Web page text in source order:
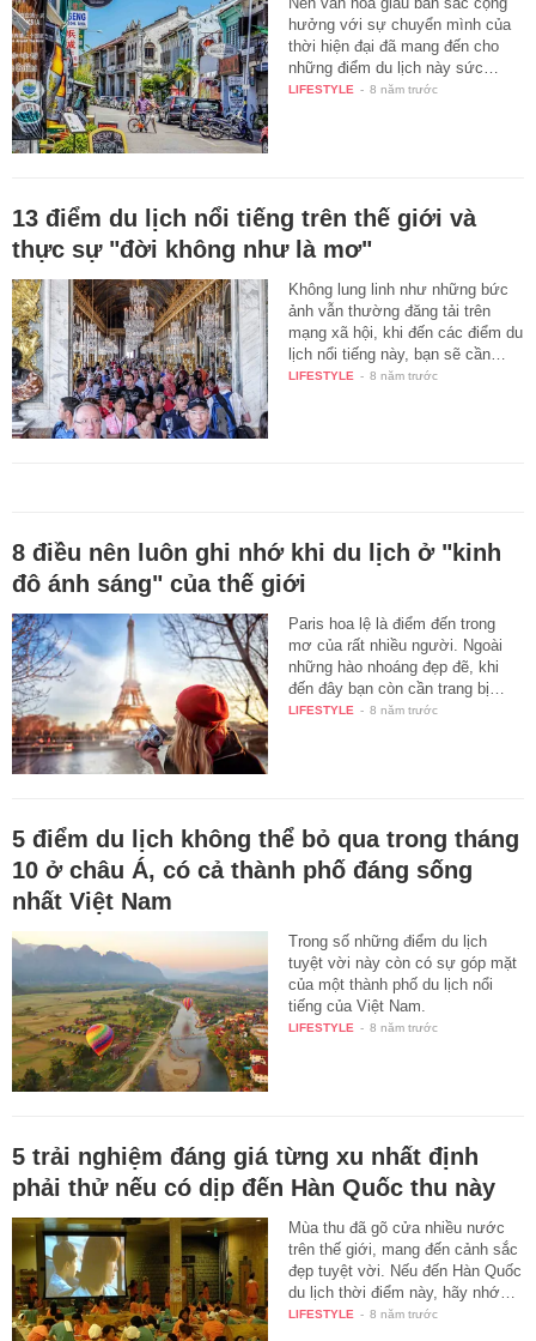
hưởng với sự chuyển mình của
thời hiện đại đã mang đến cho
những điểm du lịch này sức…
LIFESTYLE - 8 năm trước
13 điểm du lịch nổi tiếng trên thế giới và
thực sự "đời không như là mơ"
Không lung linh như những bức
ảnh vẫn thường đăng tải trên
mạng xã hội, khi đến các điểm du
lịch nổi tiếng này, bạn sẽ cần…
LIFESTYLE - 8 năm trước
8 điều nên luôn ghi nhớ khi du lịch ở "kinh
đô ánh sáng" của thế giới
Paris hoa lệ là điểm đến trong
mơ của rất nhiều người. Ngoài
những hào nhoáng đẹp đẽ, khi
đến đây bạn còn cần trang bị…
LIFESTYLE - 8 năm trước
5 điểm du lịch không thể bỏ qua trong tháng
10 ở châu Á, có cả thành phố đáng sống
nhất Việt Nam
Trong số những điểm du lịch
tuyệt vời này còn có sự góp mặt
của một thành phố du lịch nổi
tiếng của Việt Nam.
LIFESTYLE - 8 năm trước
5 trải nghiệm đáng giá từng xu nhất định
phải thử nếu có dịp đến Hàn Quốc thu này
Mùa thu đã gõ cửa nhiều nước
trên thế giới, mang đến cảnh sắc
đẹp tuyệt vời. Nếu đến Hàn Quốc
du lịch thời điểm này, hãy nhớ…
LIFESTYLE - 8 năm trước